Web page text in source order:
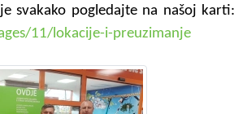
svakako pogledajte na našoj karti:
11/lokacije-i-preuzimanje